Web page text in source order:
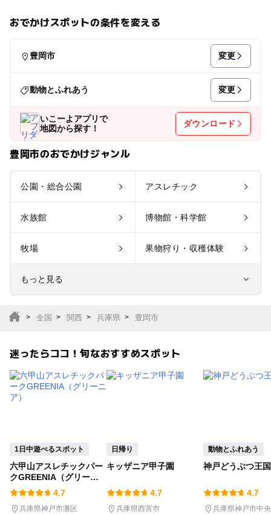
おでかけスポットの条件を変える
豊岡市 変更
動物とふれあう 変更
いこーよアプリで
地図から探す！
ダウンロード
豊岡市のおでかけジャンル
公園・総合公園 アスレチック
水族館 博物館・科学館
牧場 果物狩り・収穫体験
もっと見る
サファリパーク
植物園・フラワーパー
ク
釣り
いちご狩り
潮干狩り 社会見学
全国 関西 兵庫県 豊岡市
迷ったらココ！旬なおすすめスポット
1日中遊べるスポット
六甲山アスレチックパー
クGREENIA（グリーニ
ア）
4.7
兵庫県神戸市灘区
日帰り
キッザニア甲子園
4.7
兵庫県西宮市
動物とふれあう
神戸どうぶつ王国
4.7
兵庫県神戸市中